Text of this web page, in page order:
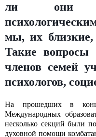
ли они
мы, их
Такие вопросы
членов семей
психологов,
На прошедших в
Международных
несколько секций были
духовной помощи